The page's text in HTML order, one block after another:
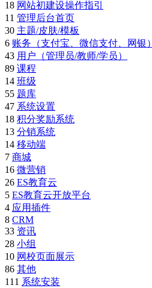
18 网站初建设操作指引
11 管理后台首页
30 主题/皮肤/模板
6 账务（支付宝、微信支付、网银）
43 用户（管理员/教师/学员）
89 课程
14 班级
55 题库
47 系统设置
18 积分奖励系统
13 分销系统
14 移动端
7 商城
16 微营销
26 ES教育云
5 ES教育云开放平台
4 应用插件
8 CRM
33 资讯
28 小组
10 网校页面展示
86 其他
111 系统安装